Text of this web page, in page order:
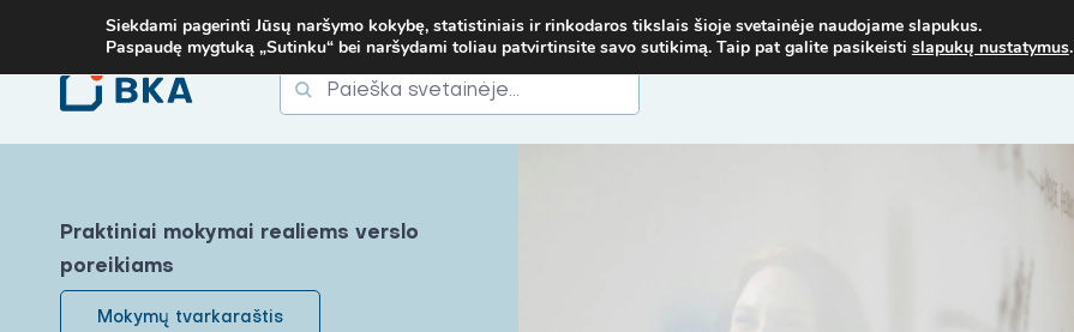
MOKYMAI@BKA.LT NERADAI NORIMŲ MOKYMŲ - SUSISIEK! MOB. TEL.+37067579127 ARBA EL. P. MOKYMAI@BKA.LT
Ieškoti:
Ieškoti
Praktiniai mokymai realiems verslo
poreikiams
Mokymų tvarkaraštis
Siekdami pagerinti Jūsų naršymo kokybę, statistiniais ir rinkodaros tikslais šioje svetainėje naudojame slapukus.
Paspaudę mygtuką „Sutinku“ bei naršydami toliau patvirtinsite savo sutikimą. Taip pat galite pasikeisti slapukų nustatymus.